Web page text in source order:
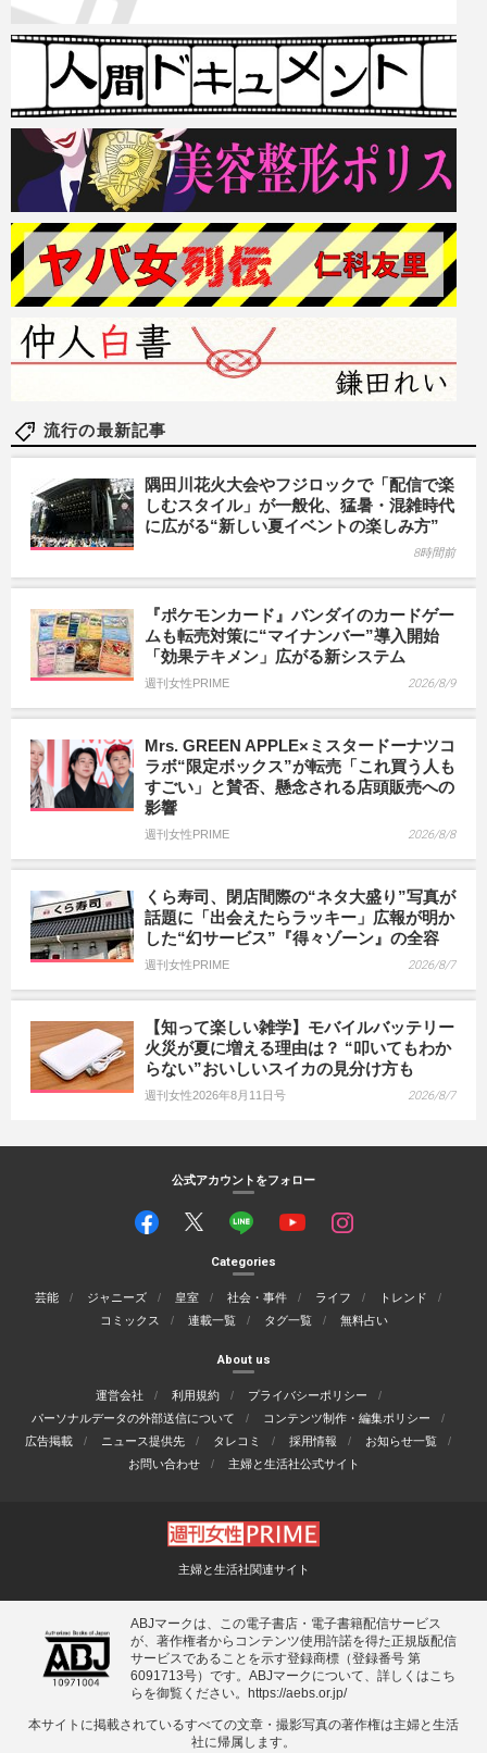
流行の最新記事
隅田川花火大会やフジロックで「配信で楽
しむスタイル」が一般化、猛暑・混雑時代
に広がる“新しい夏イベントの楽しみ方”
8時間前
『ポケモンカード』バンダイのカードゲー
ムも転売対策に“マイナンバー”導入開始
「効果テキメン」広がる新システム
週刊女性PRIME 2026/8/9
Mrs. GREEN APPLE×ミスタードーナツコ
ラボ“限定ボックス”が転売「これ買う人も
すごい」と賛否、懸念される店頭販売への
影響
週刊女性PRIME 2026/8/8
くら寿司、閉店間際の“ネタ大盛り”写真が
話題に「出会えたらラッキー」広報が明か
した“幻サービス”『得々ゾーン』の全容
週刊女性PRIME 2026/8/7
【知って楽しい雑学】モバイルバッテリー
火災が夏に増える理由は？ “叩いてもわか
らない”おいしいスイカの見分け方も
週刊女性2026年8月11日号 2026/8/7
公式アカウントをフォロー
Categories
芸能 ジャニーズ 皇室 社会・事件 ライフ
トレンド
コミックス
連載一覧 タグ一覧 無料占い
About us
運営会社 利用規約
プライバシーポリシー
パーソナルデータの外部送信について
コンテンツ制作・編集ポリシー
広告掲載
ニュース提供先 タレコミ 採用情報
お知らせ一覧
お問い合わせ
主婦と生活社公式サイト
主婦と生活社関連サイト
ABJマークは、この電子書店・電子書籍配信サービス
が、著作権者からコンテンツ使用許諾を得た正規版配信
サービスであることを示す登録商標（登録番号 第
6091713号）です。ABJマークについて、詳しくはこち
らを御覧ください。
https://aebs.or.jp/
本サイトに掲載されているすべての⽂章・撮影写真の著作権は主婦と⽣活
社に帰属します。